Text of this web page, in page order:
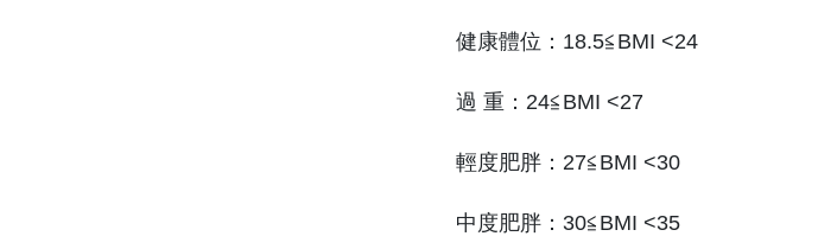
健康體位：18.5≦BMI <24
過 重：24≦BMI <27
輕度肥胖：27≦BMI <30
中度肥胖：30≦BMI <35